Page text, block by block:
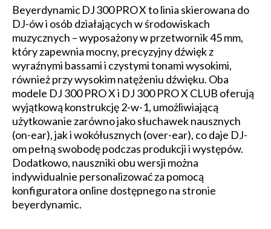
Beyerdynamic DJ 300 PRO X to linia skierowana do
DJ-ów i osób działających w środowiskach
muzycznych – wyposażony w przetwornik 45 mm,
który zapewnia mocny, precyzyjny dźwięk z
wyraźnymi bassami i czystymi tonami wysokimi,
również przy wysokim natężeniu dźwięku. Oba
modele DJ 300 PRO X i DJ 300 PRO X CLUB oferują
wyjątkową konstrukcję 2-w-1, umożliwiającą
użytkowanie zarówno jako słuchawek nausznych
(on-ear), jak i wokółusznych (over-ear), co daje DJ-
om pełną swobodę podczas produkcji i występów.
Dodatkowo, nauszniki obu wersji można
indywidualnie personalizować za pomocą
konfiguratora online dostępnego na stronie
beyerdynamic.